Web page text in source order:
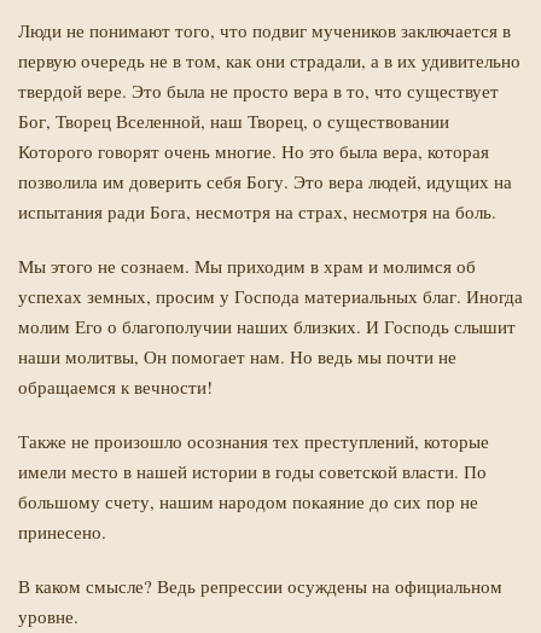
Люди не понимают того, что подвиг мучеников заключается в
первую очередь не в том, как они страдали, а в их удивительно
твердой вере. Это была не просто вера в то, что существует
Бог, Творец Вселенной, наш Творец, о существовании
Которого говорят очень многие. Но это была вера, которая
позволила им доверить себя Богу. Это вера людей, идущих на
испытания ради Бога, несмотря на страх, несмотря на боль.
Мы этого не сознаем. Мы приходим в храм и молимся об
успехах земных, просим у Господа материальных благ. Иногда
молим Его о благополучии наших близких. И Господь слышит
наши молитвы, Он помогает нам. Но ведь мы почти не
обращаемся к вечности!
Также не произошло осознания тех преступлений, которые
имели место в нашей истории в годы советской власти. По
большому счету, нашим народом покаяние до сих пор не
принесено.
В каком смысле? Ведь репрессии осуждены на официальном
уровне.